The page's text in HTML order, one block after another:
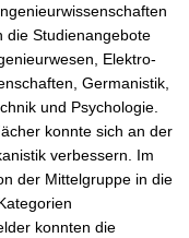
die Studienangebote
Elektro-
Germanistik,
und Psychologie.
konnte sich an der
verbessern. Im
der Mittelgruppe in die
konnten die